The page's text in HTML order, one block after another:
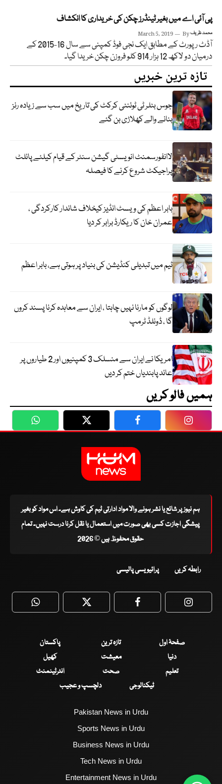
پی آئی اے میں بغیر ٹینڈرز چکن کی خریداری کا انکشاف
March 5, 2019 Byمحمد ظریف
آڈٹ رپورٹ کے مطابق ایک نجی فوڈ کمپنی سے سال 16-2015 کے
درمیان دو لاکھ 12 ہزار 914 کلو فروزن چکن خریدا گیا۔
تازہ ترین خبریں
جوس بٹلر ٹی ٹوئنٹی کرکٹ کی تاریخ میں سب سے زیادہ رنز
بنانے والے کھلاڑی بن گئے
لاانفورسمنٹ انویسٹی گیشن سنٹر کے قیام کیلئے پائلٹ
پراجیکٹ شروع کرنے کا فیصلہ
بابر اعظم کی ویسٹ انڈیز کیخلاف شاندار کارکردگی ،
عمران خان کا ریکارڈ برابر کر دیا
ٹیم میں تبدیلی کنڈیشن کی بنیاد پر ہوتی ہے، بابر اعظم
لوگوں کو مارنا نہیں چاہتا ، ایران سے معاہدہ کرنا پسند کروں
گا ، ڈونلڈ ٹرمپ
امریکا نے ایران سے منسلک 3 کمپنیوں اور 2 طیاروں پر
عائد پابندیاں ختم کر دیں
ہمیں فالو کریں
WhatsApp Twitter Facebook
ہم نیوز پر شائع یا نشر ہونے والا مواد ادارتی ٹیم کی کاوش ہے۔ اس مواد کو بغیر
پیشگی اجازت کسی بھی صورت میں استعمال یا نقل کرنا درست نہیں۔ تمام
حقوق محفوظ ہیں © 2026
رابطہ کریں پرائیویسی پالیسی
WhatsApp Twitter Facebook
صفحۂ اول تازہ ترین
پاکستان
دنیا
معیشت
کھیل
تعلیم
صحت
انٹرٹینمنٹ
ٹیکنالوجی
دلچسپ و عجیب
Pakistan News in Urdu
Sports News in Urdu
Business News in Urdu
Tech News in Urdu
Entertainment News in Urdu